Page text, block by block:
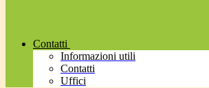
Contatti
Informazioni utili
Contatti
Uffici